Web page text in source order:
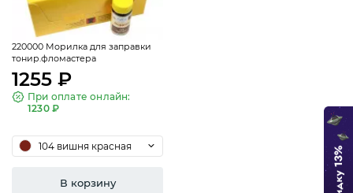
220000 Морилка для заправки
тонир.фломастера
1255 ₽
При оплате онлайн:
1230 ₽
104 вишня красная
В корзину